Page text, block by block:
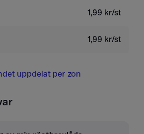
1,99 kr/st
1,99 kr/st
uppdelat per zon